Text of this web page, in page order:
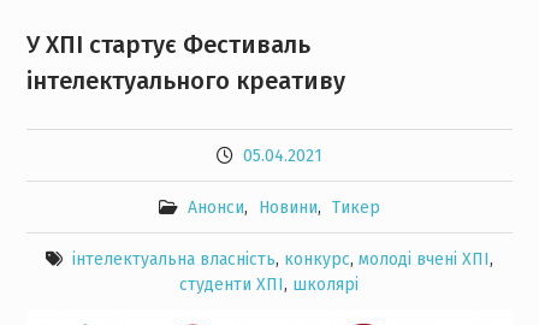
У ХПІ стартує Фестиваль
інтелектуального креативу
05.04.2021
Анонси, Новини, Тикер
інтелектуальна власність, конкурс, молоді вчені ХПІ,
студенти ХПІ, школярі